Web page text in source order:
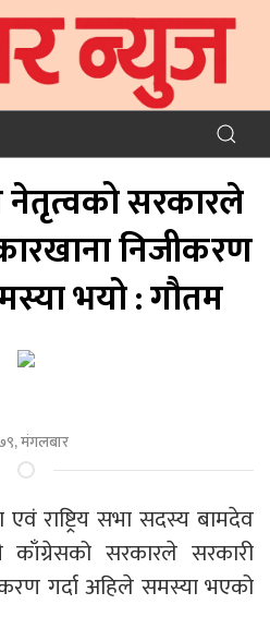
नेतृत्वको सरकारले
निजीकरण
भयो : गौतम
मंगलबार
राष्ट्रिय सभा सदस्य बामदेव
सरकारले सरकारी
गर्दा अहिले समस्या भएको